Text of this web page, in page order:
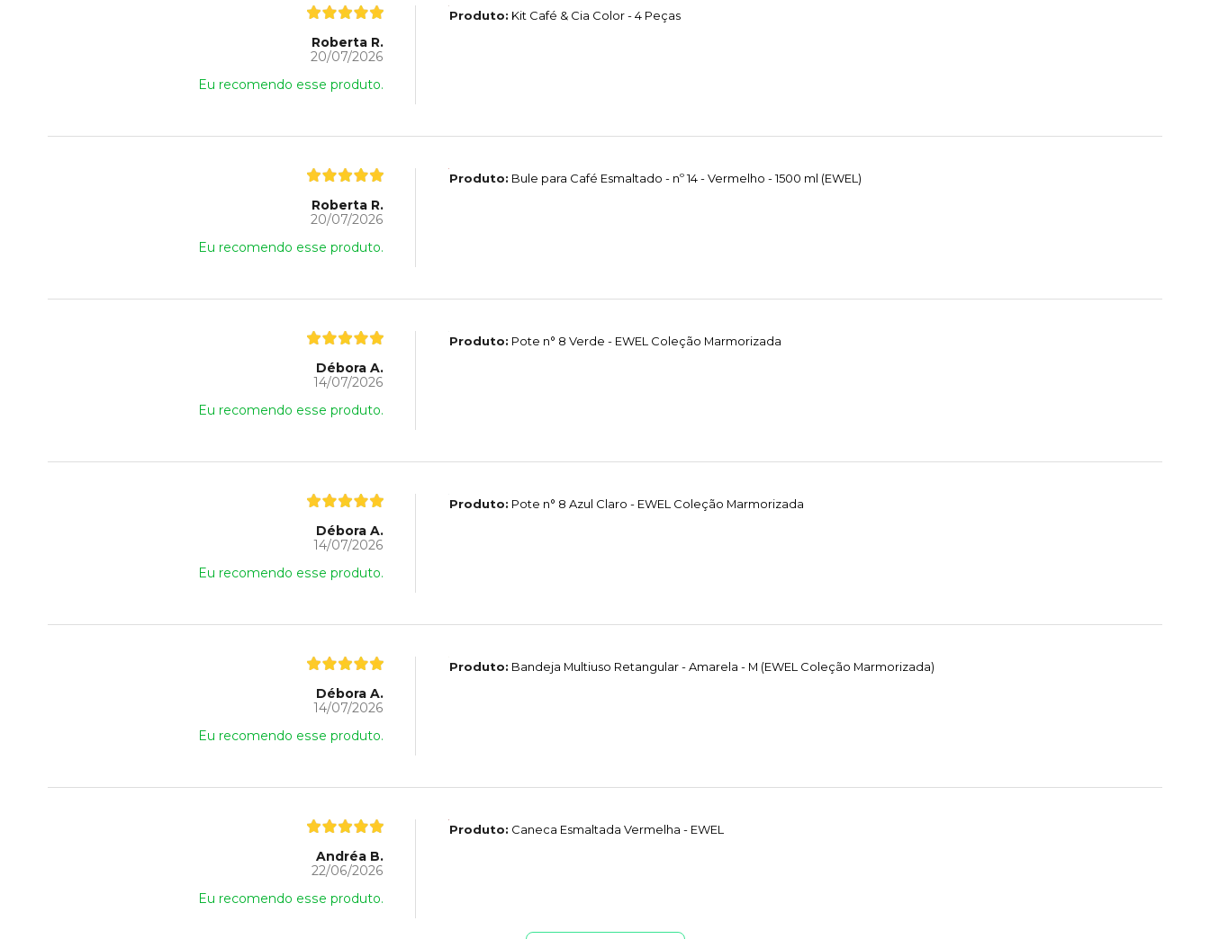
Roberta R.
20/07/2026
Eu recomendo esse produto.
Produto: Kit Café & Cia Color - 4 Peças
Roberta R.
20/07/2026
Eu recomendo esse produto.
Produto: Bule para Café Esmaltado - nº 14 - Vermelho - 1500 ml (EWEL)
Débora A.
14/07/2026
Eu recomendo esse produto.
Produto: Pote n° 8 Verde - EWEL Coleção Marmorizada
Débora A.
14/07/2026
Eu recomendo esse produto.
Produto: Pote n° 8 Azul Claro - EWEL Coleção Marmorizada
Débora A.
14/07/2026
Eu recomendo esse produto.
Produto: Bandeja Multiuso Retangular - Amarela - M (EWEL Coleção Marmorizada)
Andréa B.
22/06/2026
Eu recomendo esse produto.
Produto: Caneca Esmaltada Vermelha - EWEL